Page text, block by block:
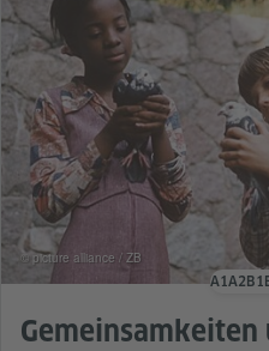
Gemeinsamkeiten
© picture alliance / ZB
A1A2 B1